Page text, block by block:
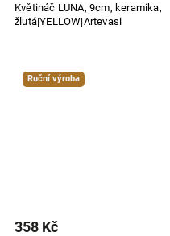
Květináč LUNA, 9cm, keramika,
žlutá|YELLOW|Artevasi
Ruční výroba
358 Kč